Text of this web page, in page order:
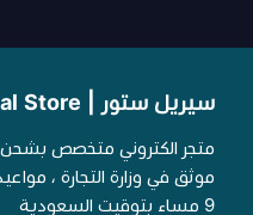
سيريل ستور | Serial Store
متجر الكتروني متخصص بشحن
9 مساء بتوقيت السعودية